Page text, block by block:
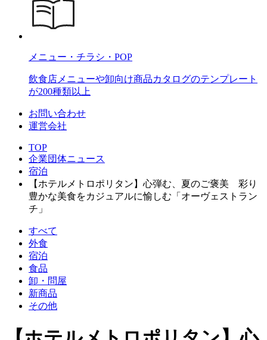
メニュー・チラシ・POP
飲食店メニューや卸向け商品カタログのテンプレート
が200種類以上
お問い合わせ
運営会社
TOP
企業団体ニュース
宿泊
【ホテルメトロポリタン】心弾む、夏のご褒美 彩り
豊かな美食をカジュアルに愉しむ「オーヴェストラン
チ」
すべて
外食
宿泊
食品
卸・問屋
新商品
その他